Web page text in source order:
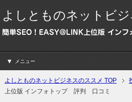
よしとものネットビ
簡単SEO！EASY@LINK上位版 イン
メニュー
よしとものネットビジネスのススメ TOP
上位版 インフォトップ 評判 口コミ